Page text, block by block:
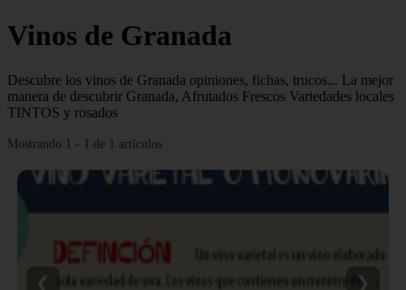
Vinos de Granada
Descubre los vinos de Granada opiniones, fichas, trucos... La mejor
manera de descubrir Granada, Afrutados Frescos Variedades locales
TINTOS y rosados
Mostrando 1 - 1 de 1 artículos
❮ ❯